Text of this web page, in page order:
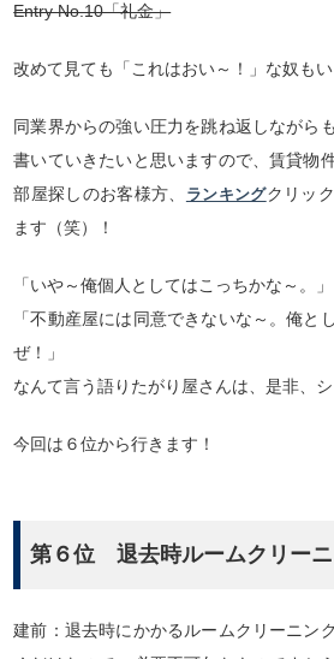
Entry No.10「礼金」
改めて見ても「これはおい～！」な奴もい
同業界からの強い圧力を跳ね返しながら
書いていきたいと思いますので、賃貸物
部屋探しのお客様方、
ランキングクリッ
ます（笑）！
「いや～俺個人としてはこっちかな～。」
「不動産屋には同意できないな～。俺と
ぜ！」
なんて言う語りたがり屋さんは、是非、
今回は６位から行きます！
第６位 退去時ルームクリーニ
建前：退去時にかかるルームクリーニン